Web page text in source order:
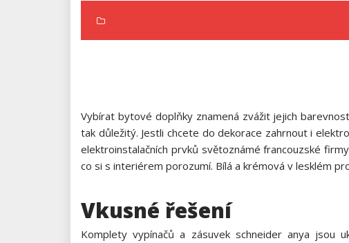
Vybírat bytové doplňky znamená zvážit jejich
tak důležitý. Jestli chcete do dekorace zahrnout i
elektroinstalačních prvků světoznámé francouzské
co si s interiérem porozumí. Bílá a krémová v lesklém
Vkusné řešení
Komplety vypínačů a zásuvek schneider anya jsou